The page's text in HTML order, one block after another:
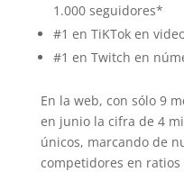
1.000 seguidores*
#1 en TiKTok en
#1 en Twitch en
En la web, con sólo 9
en junio la cifra de 4
únicos, marcando de
competidores en ratios